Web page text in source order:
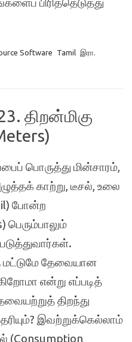
Software Tamil இரா.
திறன்மிகு
பொருத்து மின்சாரம்,
காற்று, டீசல், உலை
போன்ற
தேவையான
என்று எப்படித்
திறந்து
இவற்றுக்கெல்லாம்